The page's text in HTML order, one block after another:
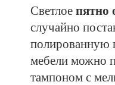
Светлоепятно
случайно
полированную
мебели можно
тампоном с